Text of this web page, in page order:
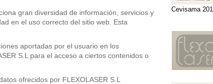
gran diversidad de información, servicios y
en el uso correcto del sitio web. Esta
aportadas por el usuario en los
S.L para el acceso a ciertos contenidos o
ofrecidos por FLEXOLASER S.L
Cevisama